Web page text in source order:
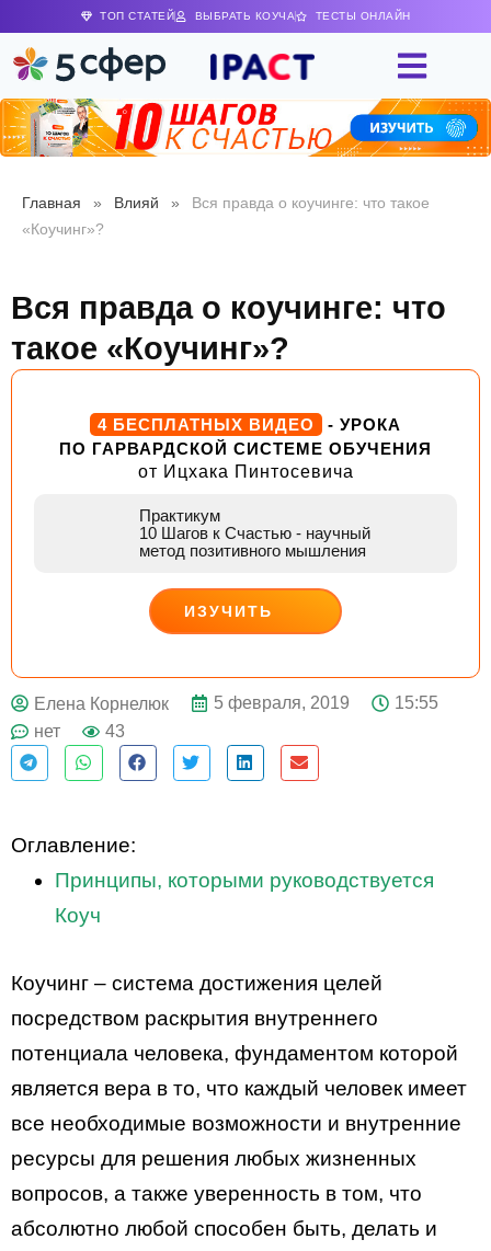
ТОП СТАТЕЙ ВЫБРАТЬ КОУЧА ТЕСТЫ ОНЛАЙН
Главная » Влияй »
Вся правда о коучинге: что такое
«Коучинг»?
Вся правда о коучинге: что
такое «Коучинг»?
4 БЕСПЛАТНЫХ ВИДЕО
- УРОКА
ПО ГАРВАРДСКОЙ СИСТЕМЕ ОБУЧЕНИЯ
от Ицхака Пинтосевича
Практикум
10 Шагов к Счастью - научный
метод позитивного мышления
ИЗУЧИТЬ
ДЕЙСТВУЙ
Елена Корнелюк 5 февраля, 2019
15:55
нет
43
Оглавление:
Принципы, которыми руководствуется
Коуч
Коучинг – система достижения целей
посредством раскрытия внутреннего
потенциала человека, фундаментом которой
является вера в то, что каждый человек имеет
все необходимые возможности и внутренние
ресурсы для решения любых жизненных
вопросов, а также уверенность в том, что
абсолютно любой способен быть, делать и